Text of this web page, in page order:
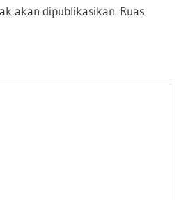
akan dipublikasikan. Ruas